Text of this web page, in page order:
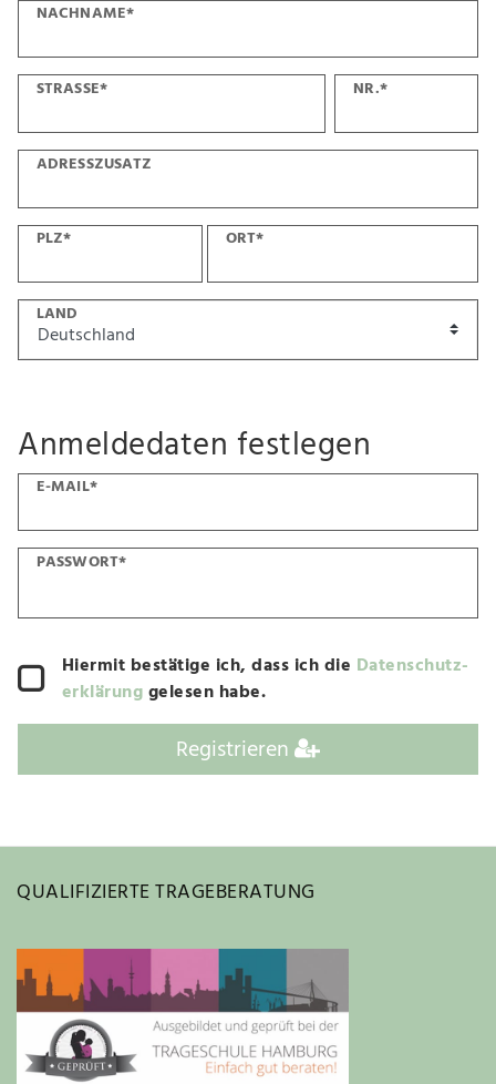
NACHNAME*
STRASSE* NR.*
ADRESSZUSATZ
PLZ* ORT*
LAND
Anmeldedaten festlegen
E-MAIL*
PASSWORT*
Hiermit bestätige ich, dass ich die Daten­schutz­
erklärunggelesen habe.
Registrieren
QUALIFIZIERTE TRAGEBERATUNG